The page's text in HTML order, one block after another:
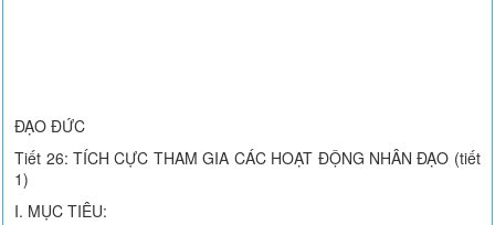
ĐẠO ĐỨC
Tiết 26: TÍCH CỰC THAM GIA CÁC HOẠT ĐỘNG NHÂN ĐẠO (tiết
1)
I. MỤC TIÊU: